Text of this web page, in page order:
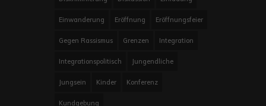
Einwanderung Eröffnung Eröffnungsfeier
Gegen Rassismus Grenzen Integration
Integrationspolitisch Jungendliche
Jungsein Kinder Konferenz
Kundgebung